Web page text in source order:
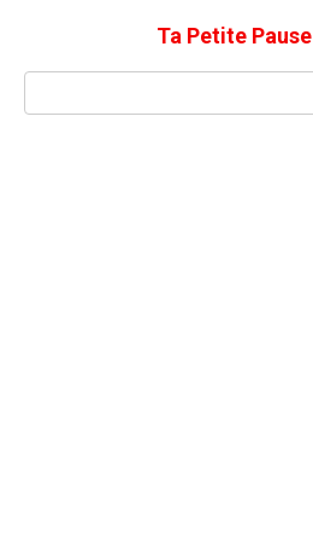
Ta Petite Pause
Search: